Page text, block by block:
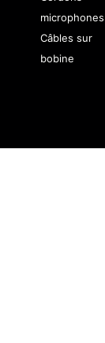
microphones
Câbles sur
bobine